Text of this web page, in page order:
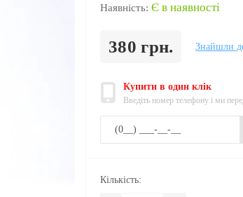
Наявність: Є в наявності
380 грн. Знайшли
Купити в один клік
Введіть номер телефону і ми
Кількість: